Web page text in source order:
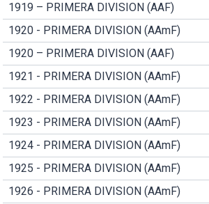
1919 – PRIMERA DIVISION (AAF)
1920 - PRIMERA DIVISION (AAmF)
1920 – PRIMERA DIVISION (AAF)
1921 - PRIMERA DIVISION (AAmF)
1922 - PRIMERA DIVISION (AAmF)
1923 - PRIMERA DIVISION (AAmF)
1924 - PRIMERA DIVISION (AAmF)
1925 - PRIMERA DIVISION (AAmF)
1926 - PRIMERA DIVISION (AAmF)